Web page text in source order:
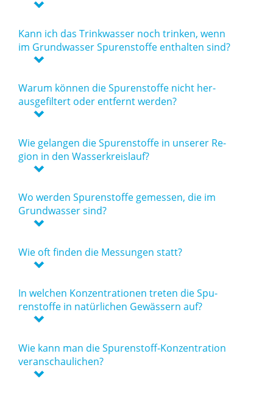
Kann ich das Trink­was­ser noch trin­ken, wenn
im Grund­was­ser Spu­ren­stof­fe ent­hal­ten sind?
War­um kön­nen die Spu­ren­stof­fe nicht her­
aus­ge­fil­tert oder ent­fernt wer­den?
Wie ge­lan­gen die Spu­ren­stof­fe in un­se­rer Re­
gi­on in den Was­ser­kreis­lauf?
Wo wer­den Spu­ren­stof­fe ge­mes­sen, die im
Grund­was­ser sind?
Wie oft fin­den die Mes­sun­gen statt?
In wel­chen Kon­zen­tra­tio­nen tre­ten die Spu­
ren­stof­fe in na­tür­li­chen Ge­wäs­sern auf?
Wie kann man die Spu­ren­stoff-Kon­zen­tra­ti­on
ver­an­schau­li­chen?